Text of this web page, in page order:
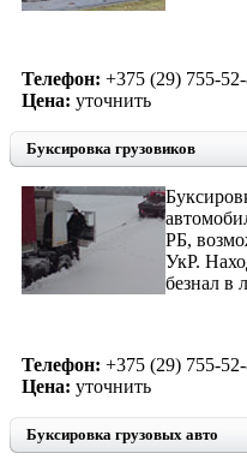
Телефон: +375 (29) 755-52-
Цена: уточнить
Буксировка грузовиков
РБ,
УкР.
безнал в
Телефон: +375 (29) 755-52-
Цена: уточнить
Буксировка грузовых авто